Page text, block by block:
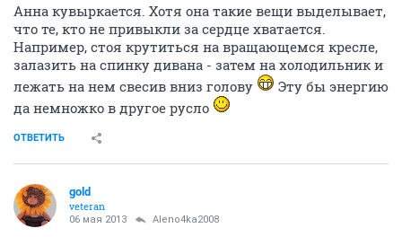
Анна кувыркается. Хотя она такие вещи выделывает,
что те, кто не привыкли за сердце хватается.
Например, стоя крутиться на вращающемся кресле,
залазить на спинку дивана - затем на холодильник и
лежать на нем свесив вниз голову
Эту бы энергию
да немножко в другое русло
ОТВЕТИТЬ
gold
veteran
06 мая 2013 Aleno4ka2008